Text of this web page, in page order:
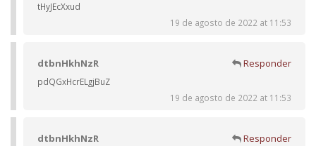
tHyJEcXxud
19 de agosto de 2022 at 11:53
dtbnHkhNzR Responder
pdQGxHcrELgjBuZ
19 de agosto de 2022 at 11:53
dtbnHkhNzR Responder